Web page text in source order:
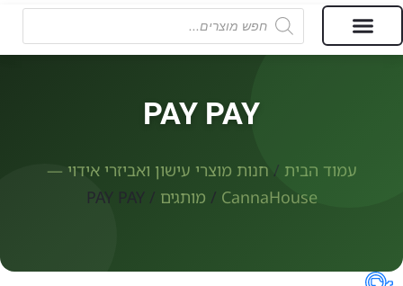
PAY PAY
עמוד הבית / חנות מוצרי עישון ואביזרי אידוי —
CannaHouse
/ מותגים / PAY PAY